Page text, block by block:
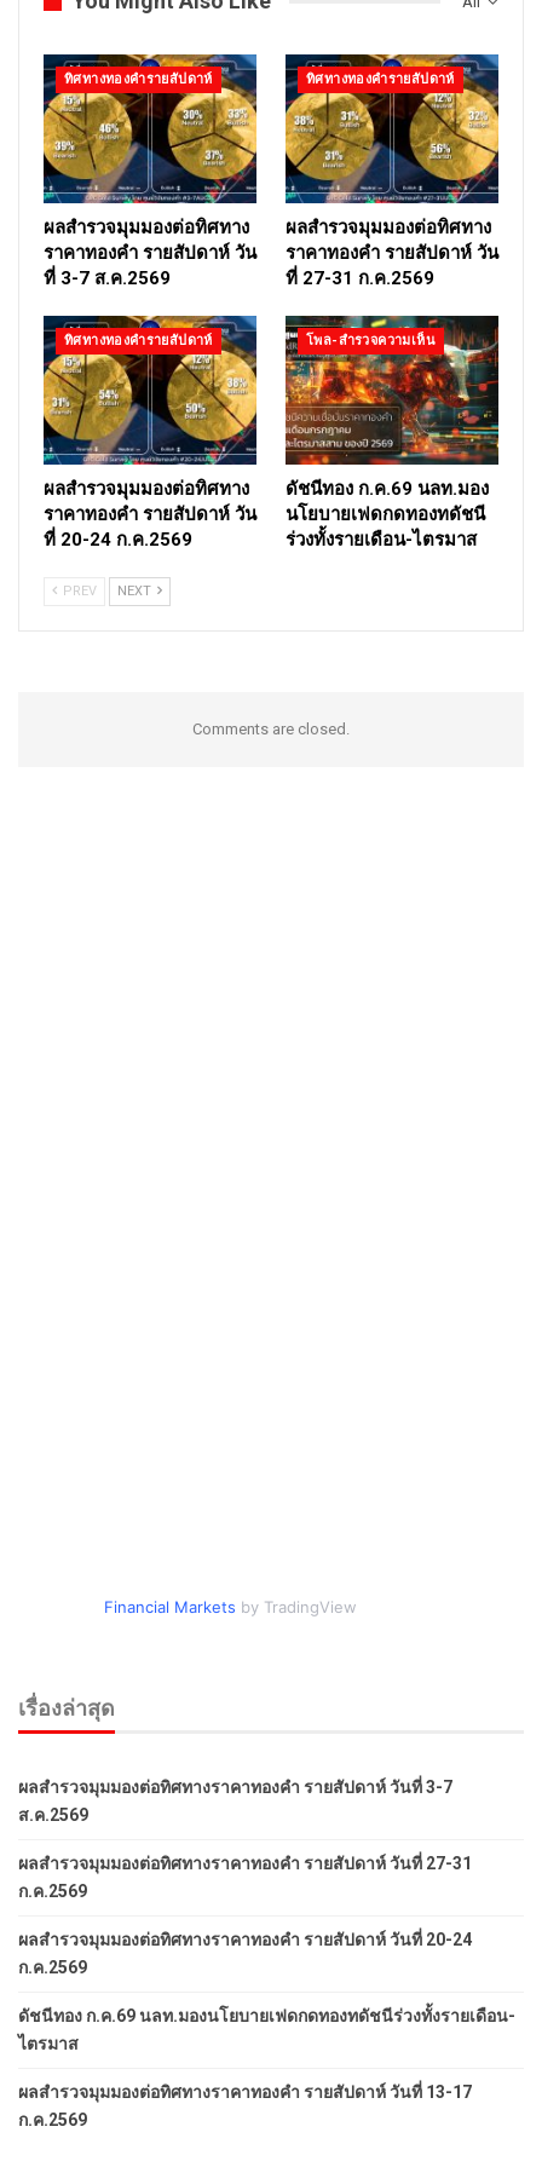
ทิศทางทองคำรายสัปดาห์
ผลสำรวจมุมมองต่อทิศทาง
ราคาทองคำ รายสัปดาห์ วัน
ที่ 3-7 ส.ค.2569
ทิศทางทองคำรายสัปดาห์
ผลสำรวจมุมมองต่อทิศทาง
ราคาทองคำ รายสัปดาห์ วัน
ที่ 27-31 ก.ค.2569
ทิศทางทองคำรายสัปดาห์
ผลสำรวจมุมมองต่อทิศทาง
ราคาทองคำ รายสัปดาห์ วัน
ที่ 20-24 ก.ค.2569
โพล-สำรวจความเห็น
ดัชนีทอง ก.ค.69 นลท.มอง
นโยบายเฟดกดทองทดัชนี
ร่วงทั้งรายเดือน-ไตรมาส
PREV NEXT
Comments are closed.
Financial Markets by TradingView
เรื่องล่าสุด
ผลสำรวจมุมมองต่อทิศทางราคาทองคำ รายสัปดาห์ วันที่ 3-7
ส.ค.2569
ผลสำรวจมุมมองต่อทิศทางราคาทองคำ รายสัปดาห์ วันที่ 27-31
ก.ค.2569
ผลสำรวจมุมมองต่อทิศทางราคาทองคำ รายสัปดาห์ วันที่ 20-24
ก.ค.2569
ดัชนีทอง ก.ค.69 นลท.มองนโยบายเฟดกดทองทดัชนีร่วงทั้งรายเดือน-
ไตรมาส
ผลสำรวจมุมมองต่อทิศทางราคาทองคำ รายสัปดาห์ วันที่ 13-17
ก.ค.2569